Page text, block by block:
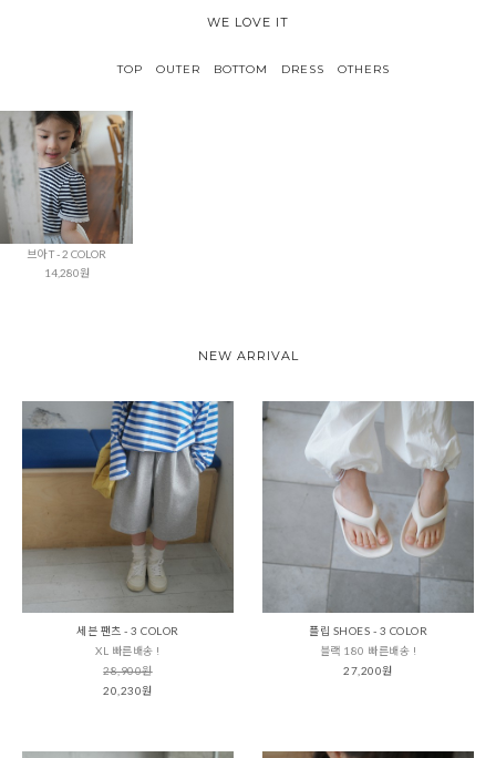
WE LOVE IT
TOP OUTER BOTTOM DRESS OTHERS
브아 T - 2 COLOR
14,280원
NEW ARRIVAL
세븐 팬츠 - 3 COLOR
XL 빠른배송 !
28,900원
20,230원
플립 SHOES - 3 COLOR
블랙 180 빠른배송 !
27,200원